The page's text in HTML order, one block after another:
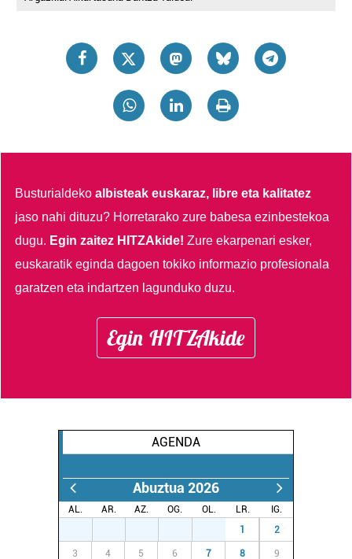
Busturialdekoalbisteak euskaraz, libre eta kalitatez
jaso nahi dituzu? Horretarako zure babesa ezinbestekoa
dugu. Egin zaitez HITZAkide!Zure ekarpenari esker,
euskaratik eginda dagoen tokiko informazio profesionala
garatzen eta indartzen lagunduko duzu.
Egin HITZAkide
AGENDA
Abuztua 2026
AL. AR. AZ. OG. OL. LR.
IG.
1 2
3 4 5 6 7 8 9